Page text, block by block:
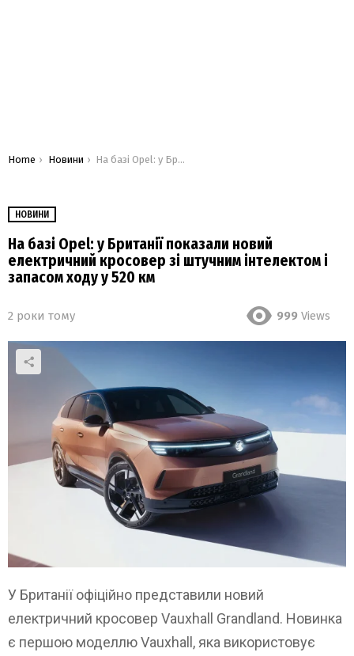
You are here:
Home Новини На базі Opel: у Британії показали новий електричний кросовер зі штучним інтелектом і запасом ходу у 520 км
НОВИНИ
На базі Opel: у Британії показали новий
електричний кросовер зі штучним інтелектом і
запасом ходу у 520 км
2 роки тому 999 Views
У Британії офіційно представили новий
електричний кросовер Vauxhall Grandland. Новинка
є першою моделлю Vauxhall, яка використовує